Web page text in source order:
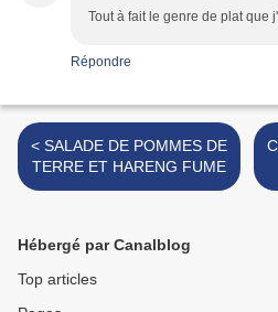
Tout à fait le genre de plat que
Répondre
< SALADE DE POMMES DE
TERRE ET HARENG FUME
Hébergé par Canalblog
Top articles